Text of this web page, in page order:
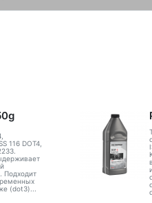
116 DOT4,
Подходит
(dot3)...